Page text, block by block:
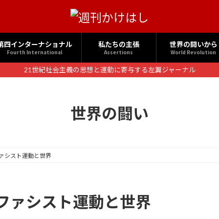
四インターナショナル
Fourth International
私たちの主張
Assertions
世界の闘いから
World Revolution
21世紀社会主義の思想と運動に寄与する左翼ジャーナル
世界の闘い
シスト運動と世界
シスト運動と世界